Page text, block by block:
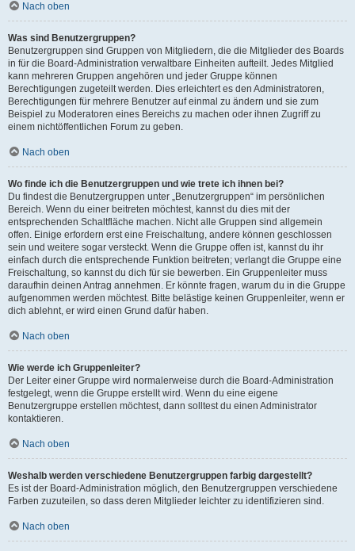
Nach oben
Was sind Benutzergruppen?
Benutzergruppen sind Gruppen von Mitgliedern, die die Mitglieder des Boards
in für die Board-Administration verwaltbare Einheiten aufteilt. Jedes Mitglied
kann mehreren Gruppen angehören und jeder Gruppe können
Berechtigungen zugeteilt werden. Dies erleichtert es den Administratoren,
Berechtigungen für mehrere Benutzer auf einmal zu ändern und sie zum
Beispiel zu Moderatoren eines Bereichs zu machen oder ihnen Zugriff zu
einem nichtöffentlichen Forum zu geben.
Nach oben
Wo finde ich die Benutzergruppen und wie trete ich ihnen bei?
Du findest die Benutzergruppen unter „Benutzergruppen“ im persönlichen
Bereich. Wenn du einer beitreten möchtest, kannst du dies mit der
entsprechenden Schaltfläche machen. Nicht alle Gruppen sind allgemein
offen. Einige erfordern erst eine Freischaltung, andere können geschlossen
sein und weitere sogar versteckt. Wenn die Gruppe offen ist, kannst du ihr
einfach durch die entsprechende Funktion beitreten; verlangt die Gruppe eine
Freischaltung, so kannst du dich für sie bewerben. Ein Gruppenleiter muss
daraufhin deinen Antrag annehmen. Er könnte fragen, warum du in die Gruppe
aufgenommen werden möchtest. Bitte belästige keinen Gruppenleiter, wenn er
dich ablehnt, er wird einen Grund dafür haben.
Nach oben
Wie werde ich Gruppenleiter?
Der Leiter einer Gruppe wird normalerweise durch die Board-Administration
festgelegt, wenn die Gruppe erstellt wird. Wenn du eine eigene
Benutzergruppe erstellen möchtest, dann solltest du einen Administrator
kontaktieren.
Nach oben
Weshalb werden verschiedene Benutzergruppen farbig dargestellt?
Es ist der Board-Administration möglich, den Benutzergruppen verschiedene
Farben zuzuteilen, so dass deren Mitglieder leichter zu identifizieren sind.
Nach oben